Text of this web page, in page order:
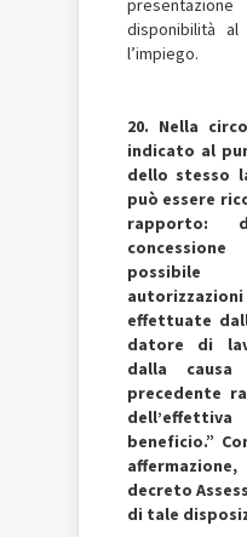
disponibilità
l’impiego.
20. Nella
indicato al
dello stesso
può essere
rapporto:
possibile
autorizzazioni
effettuate
datore di
dalla causa
precedente
beneficio.”
decreto
di tale